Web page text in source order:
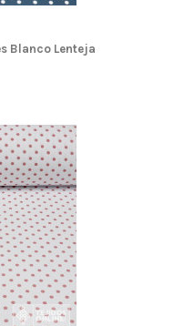
Blanco Lenteja